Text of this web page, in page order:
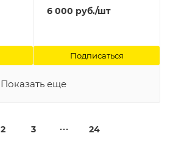
Marines Primaris Invictor
Tactical Warsuit) (2020)
6 000 руб./шт
Подписаться
Показать еще
2 3 24